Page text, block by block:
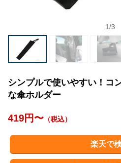
1/3
シンプルで使いやすい！コ
な傘ホルダー
419円〜 （税込）
楽天で